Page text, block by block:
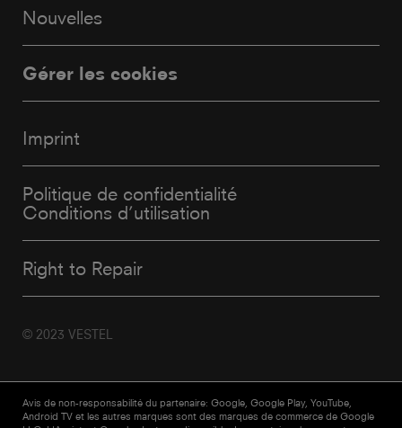
Nouvelles
Gérer les cookies
Imprint
Politique de confidentialité
Conditions d’utilisation
Right to Repair
© 2023 VESTEL
Avis de non-responsabilité du partenaire: Google, Google Play, YouTube,
Android TV et les autres marques sont des marques de commerce de Google